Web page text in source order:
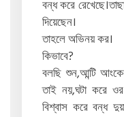
বন্ধ করে
দিয়েছেন।
তাহলে অভিনয় কর।
কিভাবে?
বলছি শুন,আন্টি
তাই নয়,ঘটা করে
বিশ্বাস করে বন্ধ